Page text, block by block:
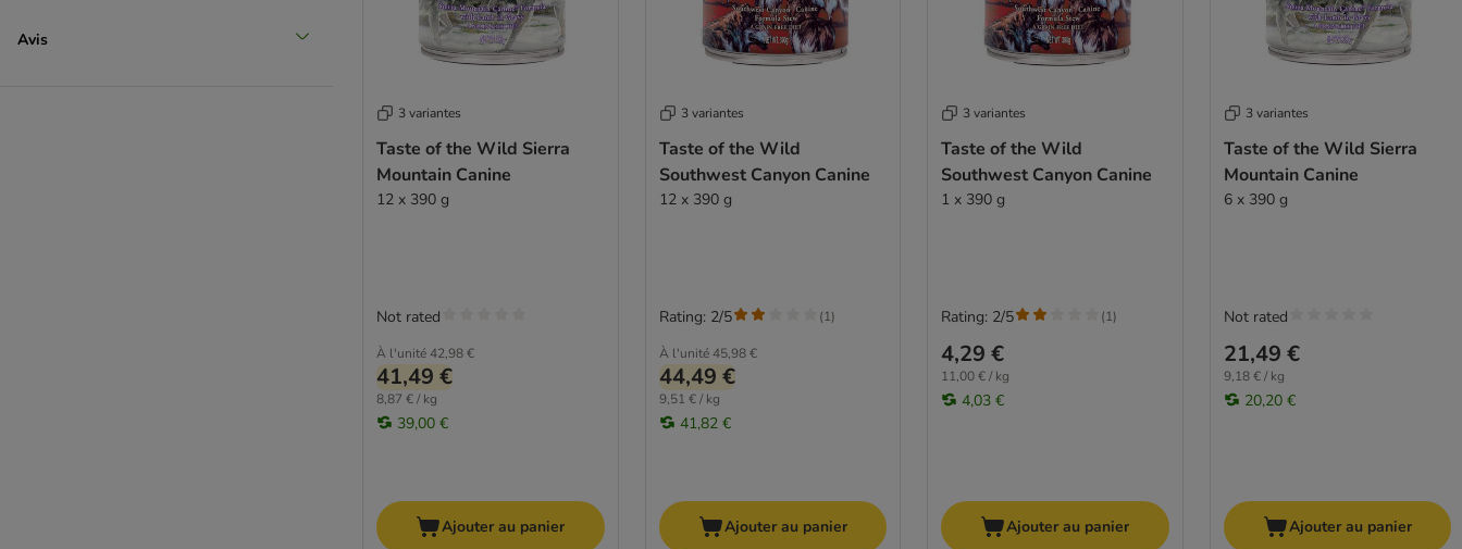
Nature's Variety
Avis
3 variantes
Taste of the Wild Sierra
Mountain Canine
12 x 390 g
À l'unité42,98 €
41,49 €
8,87 € / kg
39,00 €
Not rated
Ajouter au panier
3 variantes
Taste of the Wild
Southwest Canyon Canine
12 x 390 g
À l'unité 45,98 €
44,49 €
9,51 € / kg
41,82 €
Rating: 2/5 (1)
Ajouter au panier
3 variantes
Taste of the Wild
Southwest Canyon Canine
1 x 390 g
4,29 €
11,00 € / kg
4,03 €
Rating: 2/5 (1)
Ajouter au panier
3 variantes
Taste of the Wild Sierra
Mountain Canine
6 x 390 g
21,49 €
9,18 € / kg
20,20 €
Not rated
Ajouter au panier